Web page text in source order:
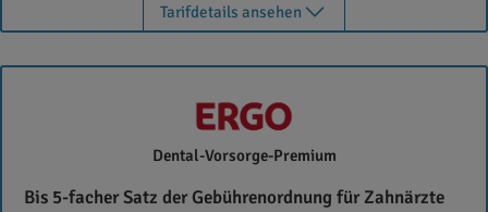
Tarifdetails ansehen
ERGO
Dental-Vorsorge-Premium
Bis 5-facher Satz der Gebührenordnung für Zahnärzte